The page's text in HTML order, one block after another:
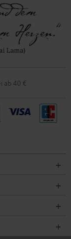
ab 40 €